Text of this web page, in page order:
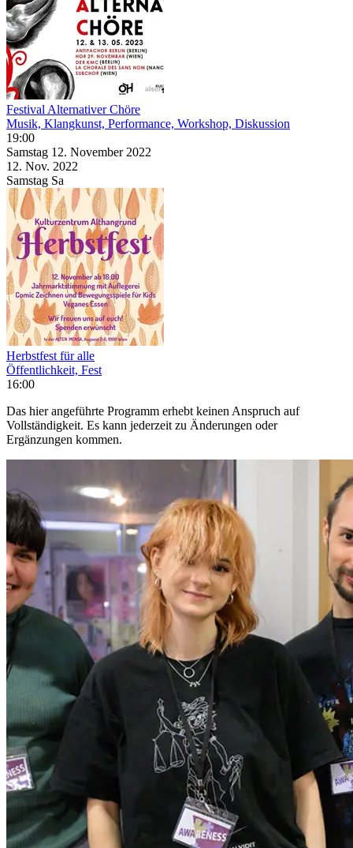
Festival Alternativer Chöre
Musik, Klangkunst, Performance, Workshop, Diskussion
19:00
Samstag 12. November 2022
12. Nov. 2022
Samstag Sa
Herbstfest für alle
Öffentlichkeit, Fest
16:00
Das hier angeführte Programm erhebt keinen Anspruch auf
Vollständigkeit. Es kann jederzeit zu Änderungen oder
Ergänzungen kommen.